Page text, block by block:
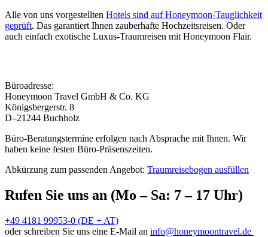
Alle von uns vorgestellten Hotels sind auf Honeymoon-Tauglichkeit
geprüft. Das garantiert Ihnen zauberhafte Hochzeitsreisen. Oder
auch einfach exotische Luxus-Traumreisen mit Honeymoon Flair.
Büroadresse:
Honeymoon Travel GmbH & Co. KG
Königsbergerstr. 8
D–21244 Buchholz
Büro-Beratungstermine erfolgen nach Absprache mit Ihnen. Wir
haben keine festen Büro-Präsenszeiten.
Abkürzung zum passenden Angebot: Traumreisebogen ausfüllen
Rufen Sie uns an (Mo – Sa: 7 – 17 Uhr)
+49 4181 99953-0 (DE + AT)
oder schreiben Sie uns eine E-Mail an info@honeymoontravel.de